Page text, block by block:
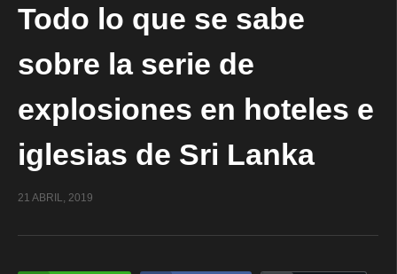
Todo lo que se sabe
sobre la serie de
explosiones en hoteles e
iglesias de Sri Lanka
21 ABRIL, 2019